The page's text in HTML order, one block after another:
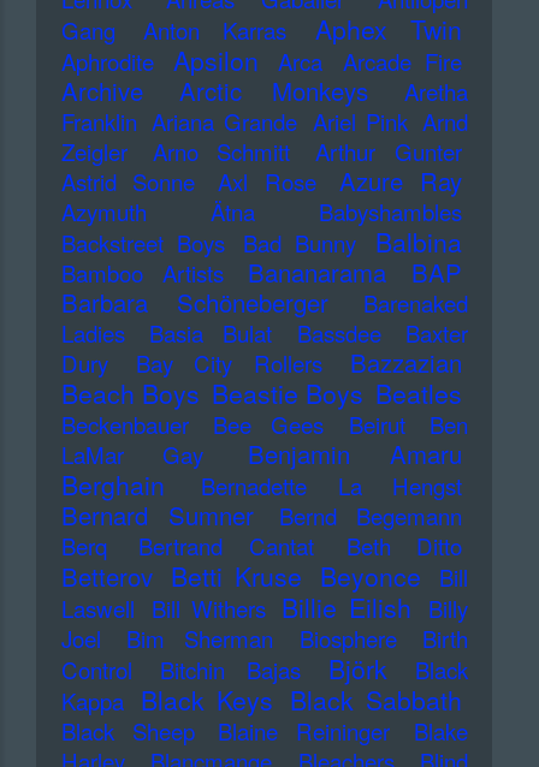
Gang
Anton Karras Aphex Twin
Aphrodite Apsilon Arca Arcade Fire
Archive Arctic Monkeys
Aretha
Franklin Ariana Grande Ariel Pink Arnd
Zeigler
Arno Schmitt
Arthur Gunter
Astrid Sonne
Axl Rose Azure Ray
Azymuth Ätna
Babyshambles
Backstreet Boys
Bad Bunny Balbina
Bamboo Artists Bananarama
BAP
Barbara Schöneberger
Barenaked
Ladies
Basia Bulat Bassdee
Baxter
Dury
Bay City Rollers Bazzazian
Beach Boys Beastie Boys Beatles
Beckenbauer Bee Gees Beirut
Ben
LaMar Gay
Benjamin Amaru
Berghain Bernadette La Hengst
Bernard Sumner
Bernd Begemann
Berq
Bertrand Cantat Beth Ditto
Betterov Betti Kruse Beyonce
Bill
Laswell
Bill Withers Billie Eilish
Billy
Joel
Bim Sherman Biosphere
Birth
Control
Bitchin Bajas Björk
Black
Kappa Black Keys Black Sabbath
Black Sheep Blaine Reininger
Blake